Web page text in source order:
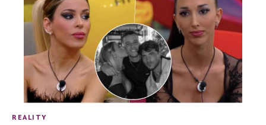
REALITY